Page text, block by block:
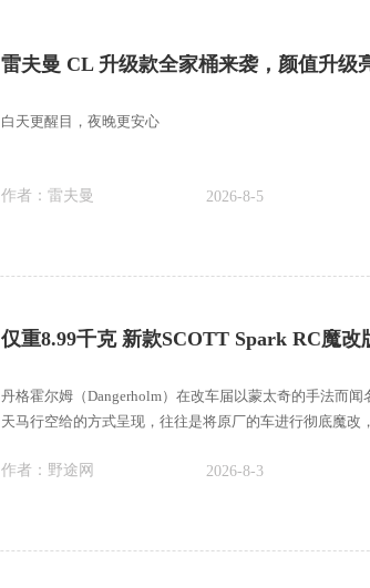
雷夫曼 CL 升级款全家桶来袭，颜值升级
白天更醒目，夜晚更安心
作者： 雷夫曼 2026-8-5
仅重8.99千克 新款SCOTT Spark RC魔改
丹格霍尔姆（Dangerholm）在改车届以蒙太奇的手法而闻
天马行空给的方式呈现，往往是将原厂的车进行彻底魔改
作者： 野途网 2026-8-3